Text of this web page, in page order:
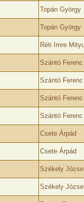
Topán György
Topán György
Réti Imre
Szántó Ferenc
Szántó Ferenc
Szántó Ferenc
Szántó Ferenc
Csete Árpád
Csete Árpád
Székely
Székely